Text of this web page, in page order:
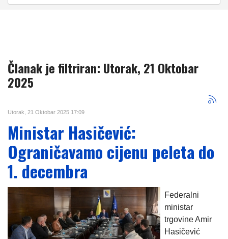
Članak je filtriran: Utorak, 21 Oktobar
2025
Utorak, 21 Oktobar 2025 17:09
Ministar Hasičević:
Ograničavamo cijenu peleta do
1. decembra
Federalni
ministar
trgovine Amir
Hasičević